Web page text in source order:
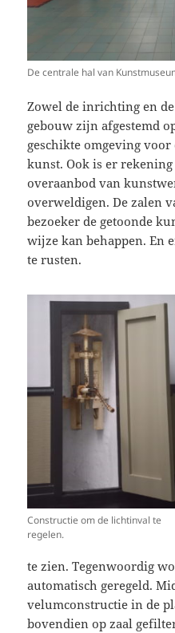
De centrale hal van
Zowel de inrichting en
gebouw zijn afgestemd
geschikte omgeving
kunst. Ook is er
overaanbod van
overweldigen. De zalen
bezoeker de getoonde
wijze kan behappen. En
te rusten.
Constructie om de lichtinval te
regelen.
te zien. Tegenwoordig
automatisch geregeld.
velumconstructie in de
bovendien op zaal